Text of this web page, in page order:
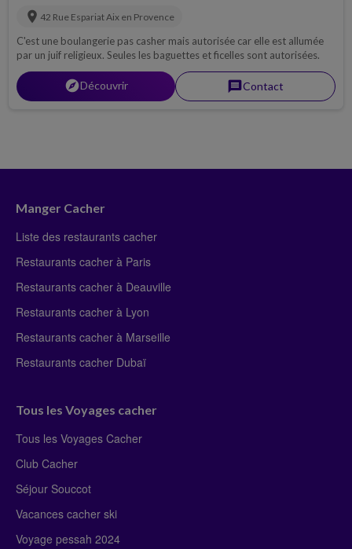
location_on 42 Rue Espariat Aix en Provence
C'est une boulangerie pas casher mais autorisée car elle est allumée
par un juif religieux. Seules les baguettes et ficelles sont autorisées.
explorerDécouvrir messageContact
Manger Cacher
Liste des restaurants cacher
Restaurants cacher à Paris
Restaurants cacher à Deauville
Restaurants cacher à Lyon
Restaurants cacher à Marseille
Restaurants cacher Dubaï
Tous les Voyages cacher
Tous les Voyages Cacher
Club Cacher
Séjour Souccot
Vacances cacher ski
Voyage pessah 2024